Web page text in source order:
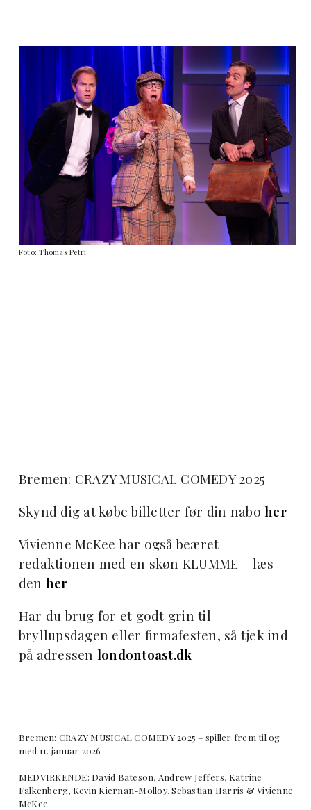
Foto: Thomas Petri
Bremen: CRAZY MUSICAL COMEDY 2025
Skynd dig at købe billetter før din naboher
Vivienne McKee har også beæret
redaktionen med en skøn KLUMME – læs
den her
Har du brug for et godt grin til
bryllupsdagen eller firmafesten, så tjek ind
på adressen londontoast.dk
Bremen: CRAZY MUSICAL COMEDY 2025 – spiller frem til og
med 11. januar 2026
MEDVIRKENDE: David Bateson, Andrew Jeffers, Katrine
Falkenberg, Kevin Kiernan-Molloy, Sebastian Harris & Vivienne
McKee